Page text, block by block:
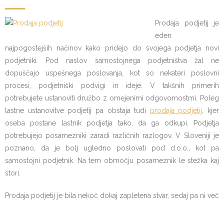
Prodaja podjetij je
eden
najpogostejših načinov kako pridejo do svojega podjetja novi
podjetniki. Pod naslov samostojnega podjetništva žal ne
dopuščajo uspešnega poslovanja, kot so nekateri poslovni
procesi, podjetniški podvigi in ideje. V takšnih primerih
potrebujete ustanoviti družbo z omejenimi odgovornostmi. Poleg
lastne ustanovitve podjetij pa obstaja tudi prodaja podjetij , kjer
oseba postane lastnik podjetja tako, da ga odkupi. Podjetja
potrebujejo posamezniki zaradi različnih razlogov. V Sloveniji je
poznano, da je bolj ugledno poslovati pod d.o.o., kot pa
samostojni podjetnik. Na tem območju posameznik le stežka kaj
stori.
Prodaja podjetij je bila nekoč dokaj zapletena stvar, sedaj pa ni več